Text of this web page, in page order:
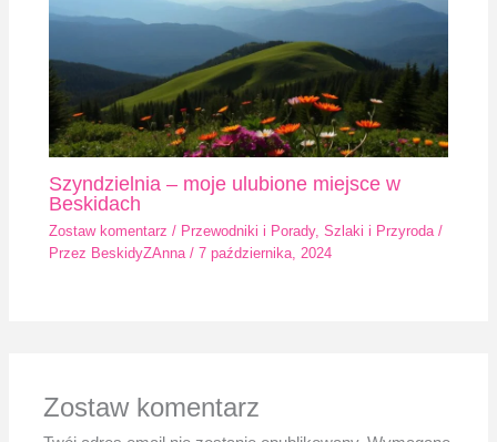
Szyndzielnia – moje ulubione miejsce w
Beskidach
Zostaw komentarz / Przewodniki i Porady,Szlaki i Przyroda/
Przez BeskidyZAnna/7 października, 2024
Zostaw komentarz